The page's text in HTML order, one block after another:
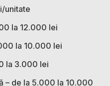
unitate
la 12.000 lei
la 10.000 lei
la 3.000 lei
– de la 5.000 la 10.000